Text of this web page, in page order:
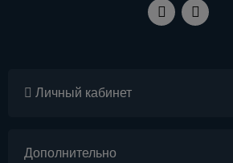
Личный кабинет
Дополнительно